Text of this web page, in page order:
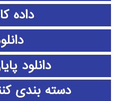
داده
دانلود
دسته بندی